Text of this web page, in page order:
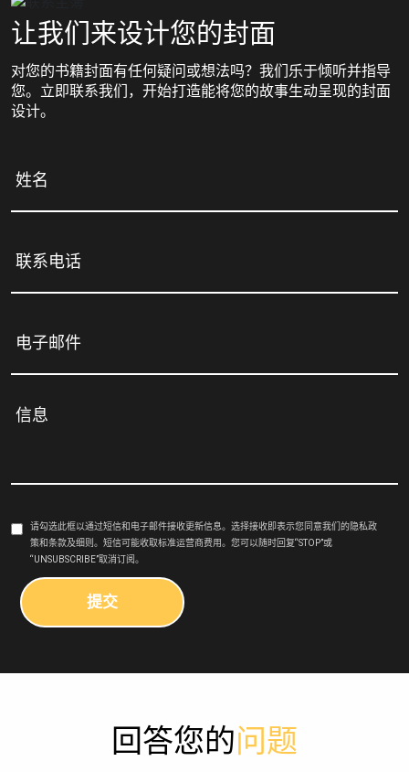
让我们来设计您的封面
对您的书籍封面有任何疑问或想法吗？我们乐于倾听并指导
您。立即联系我们，开始打造能将您的故事生动呈现的封面
设计。
请勾选此框以通过短信和电子邮件接收更新信息。选择接收即表示您同意我们的隐私政
策和条款及细则 。短信可能收取标准运营商费用。您可以随时回复“STOP”或
“UNSUBSCRIBE”取消订阅。
提交
回答您的问题